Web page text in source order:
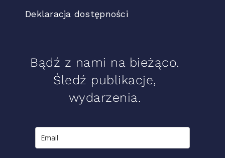
Deklaracja dostępności
Bądź z nami na bieżąco.
Śledź publikacje,
wydarzenia.